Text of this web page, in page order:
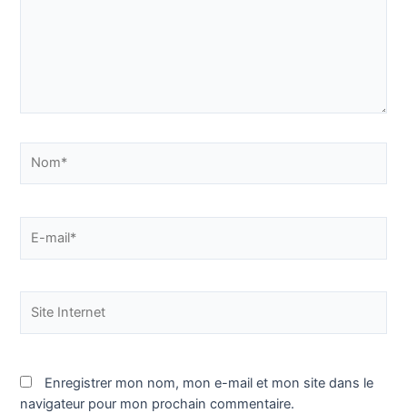
mail*
Internet
Enregistrer mon nom, mon e-mail et mon site dans le
navigateur pour mon prochain commentaire.